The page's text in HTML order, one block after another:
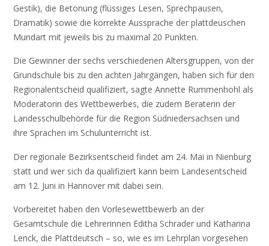
Gestik), die Betonung (flüssiges Lesen, Sprechpausen,
Dramatik) sowie die korrekte Aussprache der plattdeuschen
Mundart mit jeweils bis zu maximal 20 Punkten.
Die Gewinner der sechs verschiedenen Altersgruppen, von der
Grundschule bis zu den achten Jahrgängen, haben sich für den
Regionalentscheid qualifiziert, sagte Annette Rummenhohl als
Moderatorin des Wettbewerbes, die zudem Beraterin der
Landesschulbehörde für die Region Südniedersachsen und
ihre Sprachen im Schulunterricht ist.
Der regionale Bezirksentscheid findet am 24. Mai in Nienburg
statt und wer sich da qualifiziert kann beim Landesentscheid
am 12. Juni in Hannover mit dabei sein.
Vorbereitet haben den Vorlesewettbewerb an der
Gesamtschule die Lehrerinnen Editha Schrader und Katharina
Lenck, die Plattdeutsch – so, wie es im Lehrplan vorgesehen